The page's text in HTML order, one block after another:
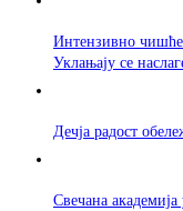
Интензивно
Уклањају се
Дечја радост
Свечана